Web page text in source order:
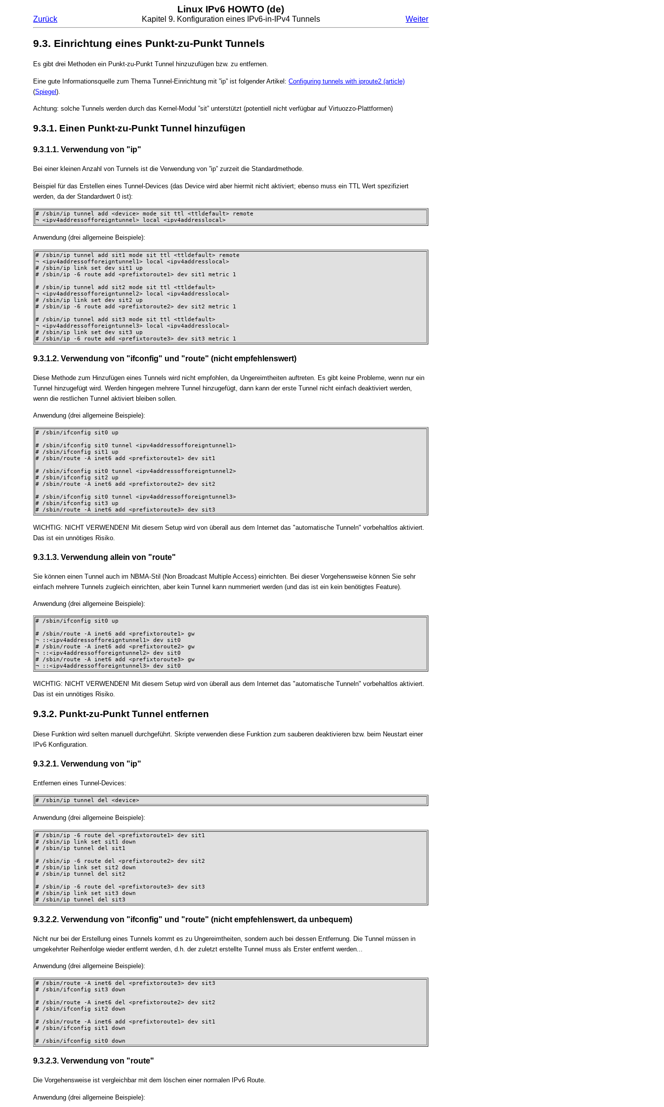
Linux IPv6 HOWTO (de)
Zurück Kapitel 9. Konfiguration eines IPv6-in-IPv4 Tunnels Weiter
9.3. Einrichtung eines Punkt-zu-Punkt Tunnels
Es gibt drei Methoden ein Punkt-zu-Punkt Tunnel hinzuzufügen bzw. zu entfernen.
Eine gute Informationsquelle zum Thema Tunnel-Einrichtung mit ”ip” ist folgender Artikel:Configuring tunnels with iproute2 (article)
(Spiegel).
Achtung: solche Tunnels werden durch das Kernel-Modul ”sit” unterstützt (potentiell nicht verfügbar auf Virtuozzo-Plattformen)
9.3.1. Einen Punkt-zu-Punkt Tunnel hinzufügen
9.3.1.1. Verwendung von "ip"
Bei einer kleinen Anzahl von Tunnels ist die Verwendung von ”ip” zurzeit die Standardmethode.
Beispiel für das Erstellen eines Tunnel-Devices (das Device wird aber hiermit nicht aktiviert; ebenso muss ein TTL Wert spezifiziert
werden, da der Standardwert 0 ist):
# /sbin/ip tunnel add <device> mode sit ttl <ttldefault> remote
¬ <ipv4addressofforeigntunnel> local <ipv4addresslocal>
Anwendung (drei allgemeine Beispiele):
# /sbin/ip tunnel add sit1 mode sit ttl <ttldefault> remote
¬ <ipv4addressofforeigntunnel1> local <ipv4addresslocal>
# /sbin/ip link set dev sit1 up
# /sbin/ip -6 route add <prefixtoroute1> dev sit1 metric 1
# /sbin/ip tunnel add sit2 mode sit ttl <ttldefault>
¬ <ipv4addressofforeigntunnel2> local <ipv4addresslocal>
# /sbin/ip link set dev sit2 up
# /sbin/ip -6 route add <prefixtoroute2> dev sit2 metric 1
# /sbin/ip tunnel add sit3 mode sit ttl <ttldefault>
¬ <ipv4addressofforeigntunnel3> local <ipv4addresslocal>
# /sbin/ip link set dev sit3 up
# /sbin/ip -6 route add <prefixtoroute3> dev sit3 metric 1
9.3.1.2. Verwendung von "ifconfig" und "route" (nicht empfehlenswert)
Diese Methode zum Hinzufügen eines Tunnels wird nicht empfohlen, da Ungereimtheiten auftreten. Es gibt keine Probleme, wenn nur ein
Tunnel hinzugefügt wird. Werden hingegen mehrere Tunnel hinzugefügt, dann kann der erste Tunnel nicht einfach deaktiviert werden,
wenn die restlichen Tunnel aktiviert bleiben sollen.
Anwendung (drei allgemeine Beispiele):
# /sbin/ifconfig sit0 up
# /sbin/ifconfig sit0 tunnel <ipv4addressofforeigntunnel1>
# /sbin/ifconfig sit1 up
# /sbin/route -A inet6 add <prefixtoroute1> dev sit1
# /sbin/ifconfig sit0 tunnel <ipv4addressofforeigntunnel2>
# /sbin/ifconfig sit2 up
# /sbin/route -A inet6 add <prefixtoroute2> dev sit2
# /sbin/ifconfig sit0 tunnel <ipv4addressofforeigntunnel3>
# /sbin/ifconfig sit3 up
# /sbin/route -A inet6 add <prefixtoroute3> dev sit3
WICHTIG: NICHT VERWENDEN! Mit diesem Setup wird von überall aus dem Internet das "automatische Tunneln" vorbehaltlos aktiviert.
Das ist ein unnötiges Risiko.
9.3.1.3. Verwendung allein von "route"
Sie können einen Tunnel auch im NBMA-Stil (Non Broadcast Multiple Access) einrichten. Bei dieser Vorgehensweise können Sie sehr
einfach mehrere Tunnels zugleich einrichten, aber kein Tunnel kann nummeriert werden (und das ist ein kein benötigtes Feature).
Anwendung (drei allgemeine Beispiele):
# /sbin/ifconfig sit0 up
# /sbin/route -A inet6 add <prefixtoroute1> gw
¬ ::<ipv4addressofforeigntunnel1> dev sit0
# /sbin/route -A inet6 add <prefixtoroute2> gw
¬ ::<ipv4addressofforeigntunnel2> dev sit0
# /sbin/route -A inet6 add <prefixtoroute3> gw
¬ ::<ipv4addressofforeigntunnel3> dev sit0
WICHTIG: NICHT VERWENDEN! Mit diesem Setup wird von überall aus dem Internet das "automatische Tunneln" vorbehaltlos aktiviert.
Das ist ein unnötiges Risiko.
9.3.2. Punkt-zu-Punkt Tunnel entfernen
Diese Funktion wird selten manuell durchgeführt. Skripte verwenden diese Funktion zum sauberen deaktivieren bzw. beim Neustart einer
IPv6 Konfiguration.
9.3.2.1. Verwendung von "ip"
Entfernen eines Tunnel-Devices:
# /sbin/ip tunnel del <device>
Anwendung (drei allgemeine Beispiele):
# /sbin/ip -6 route del <prefixtoroute1> dev sit1
# /sbin/ip link set sit1 down
# /sbin/ip tunnel del sit1
# /sbin/ip -6 route del <prefixtoroute2> dev sit2
# /sbin/ip link set sit2 down
# /sbin/ip tunnel del sit2
# /sbin/ip -6 route del <prefixtoroute3> dev sit3
# /sbin/ip link set sit3 down
# /sbin/ip tunnel del sit3
9.3.2.2. Verwendung von "ifconfig" und "route" (nicht empfehlenswert, da unbequem)
Nicht nur bei der Erstellung eines Tunnels kommt es zu Ungereimtheiten, sondern auch bei dessen Entfernung. Die Tunnel müssen in
umgekehrter Reihenfolge wieder entfernt werden, d.h. der zuletzt erstellte Tunnel muss als Erster entfernt werden...
Anwendung (drei allgemeine Beispiele):
# /sbin/route -A inet6 del <prefixtoroute3> dev sit3
# /sbin/ifconfig sit3 down
# /sbin/route -A inet6 del <prefixtoroute2> dev sit2
# /sbin/ifconfig sit2 down
# /sbin/route -A inet6 add <prefixtoroute1> dev sit1
# /sbin/ifconfig sit1 down
# /sbin/ifconfig sit0 down
9.3.2.3. Verwendung von "route"
Die Vorgehensweise ist vergleichbar mit dem löschen einer normalen IPv6 Route.
Anwendung (drei allgemeine Beispiele):